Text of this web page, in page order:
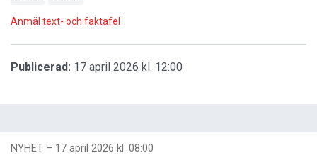
Anmäl text- och faktafel
Publicerad: 17 april 2026 kl. 12:00
NYHET – 17 april 2026 kl. 08:00